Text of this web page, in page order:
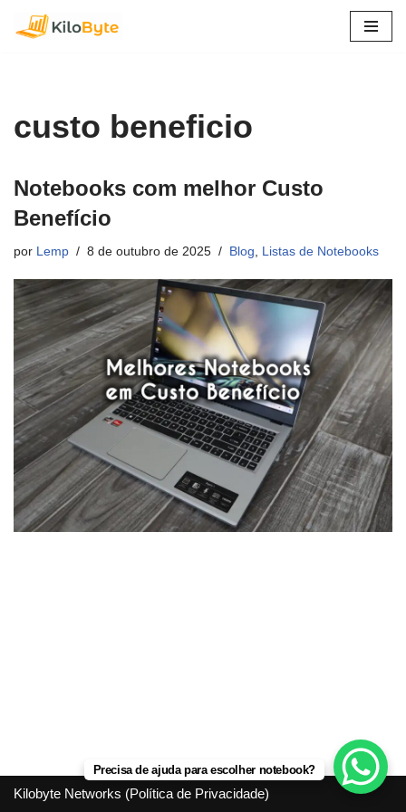
custo beneficio
Notebooks com melhor Custo
Benefício
por Lemp 8 de outubro de 2025 Blog, Listas de Notebooks
Kilobyte Networks (Política de Privacidade)
Precisa de ajuda para escolher notebook?